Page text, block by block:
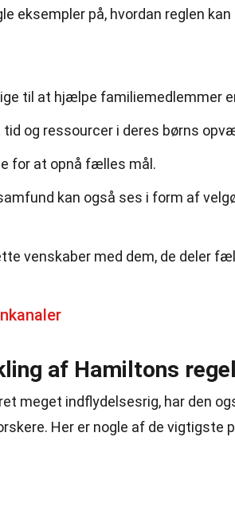
eksempler på, hvordan reglen
til at hjælpe familiemedlemmer
og ressourcer i deres børns
for at opnå fælles mål.
kan også ses i form af
venskaber med dem, de deler
af Hamiltons regel
meget indflydelsesrig, har den
Her er nogle af de vigtigste